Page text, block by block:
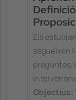
Els
segueixen
preguntes,
Objectius: